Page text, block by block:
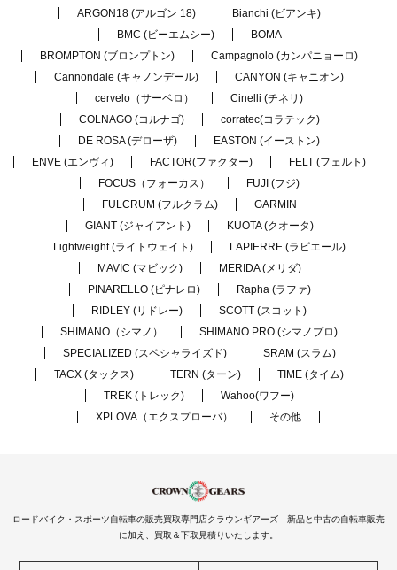
ARGON18 (アルゴン 18)
Bianchi (ビアンキ)
BMC (ビーエムシー)
BOMA
BROMPTON (ブロンプトン)
Campagnolo (カンパニョーロ)
Cannondale (キャノンデール)
CANYON (キャニオン)
cervelo（サーベロ）
Cinelli (チネリ)
COLNAGO (コルナゴ)
corratec(コラテック)
DE ROSA (デローザ)
EASTON (イーストン)
ENVE (エンヴィ)
FACTOR(ファクター)
FELT (フェルト)
FOCUS（フォーカス）
FUJI (フジ)
FULCRUM (フルクラム)
GARMIN
GIANT (ジャイアント)
KUOTA (クオータ)
Lightweight (ライトウェイト)
LAPIERRE (ラピエール)
MAVIC (マビック)
MERIDA (メリダ)
PINARELLO (ピナレロ)
Rapha (ラファ)
RIDLEY (リドレー)
SCOTT (スコット)
SHIMANO（シマノ）
SHIMANO PRO (シマノプロ)
SPECIALIZED (スペシャライズド)
SRAM (スラム)
TACX (タックス)
TERN (ターン)
TIME (タイム)
TREK (トレック)
Wahoo(ワフー)
XPLOVA（エクスプローバ）
その他
ロードバイク・スポーツ自転車の販売買取専門店クラウンギアーズ 新品と中古の自転車販売
に加え、買取＆下取見積りいたします。